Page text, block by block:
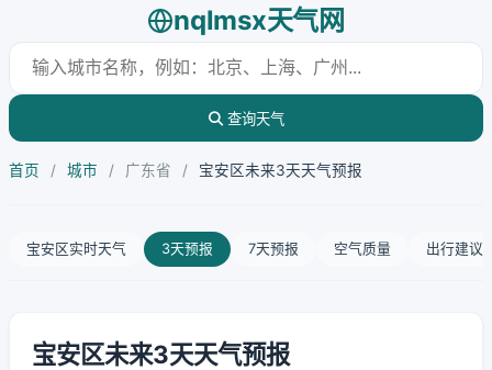
nqlmsx天气网
查询天气
首页 / 城市 / 广东省 / 宝安区未来3天天气预报
宝安区实时天气 3天预报 7天预报 空气质量 出行建议
宝安区未来3天天气预报